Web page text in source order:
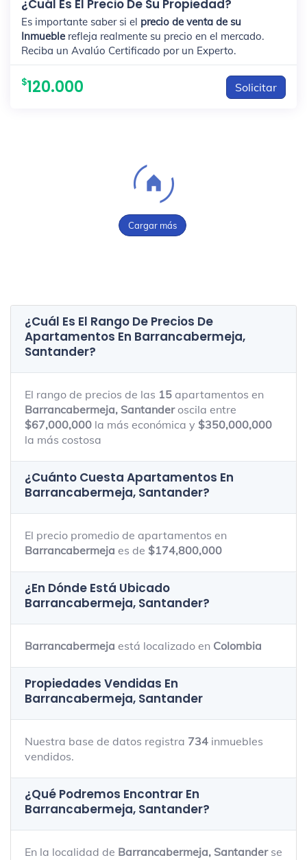
¿Cuál Es El Precio De Su Propiedad?
Es importante saber si el precio de venta de su
Inmueble refleja realmente su precio en el mercado.
Reciba un Avalúo Certificado por un Experto.
120.000 Solicitar
Cargar más
¿Cuál Es El Rango De Precios De
Apartamentos En Barrancabermeja,
Santander?
El rango de precios de las 15 apartamentos en
Barrancabermeja, Santanderoscila entre
$67,000,000 la más económica y $350,000,000
la más costosa
¿Cuánto Cuesta Apartamentos En
Barrancabermeja, Santander?
El precio promedio de apartamentos en
Barrancabermeja es de $174,800,000
¿En Dónde Está Ubicado
Barrancabermeja, Santander?
Barrancabermeja está localizado en Colombia
Propiedades Vendidas En
Barrancabermeja, Santander
Nuestra base de datos registra 734 inmuebles
vendidos.
¿Qué Podremos Encontrar En
Barrancabermeja, Santander?
En la localidad de Barrancabermeja, Santanderse